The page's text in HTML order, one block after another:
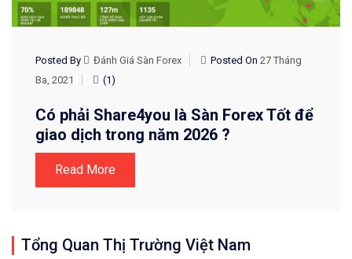
Posted By Đánh Giá Sàn Forex Posted On 27 Tháng
Ba, 2021
(1)
Có phải Share4you là Sàn Forex Tốt để
giao dịch trong năm 2026 ?
Read More
Tổng Quan Thị Trường Việt Nam